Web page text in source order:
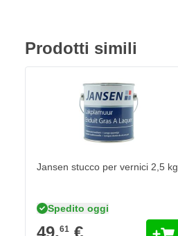
Prodotti simili
Jansen stucco per vernici 2,5 kg
Spedito oggi
49,61 €